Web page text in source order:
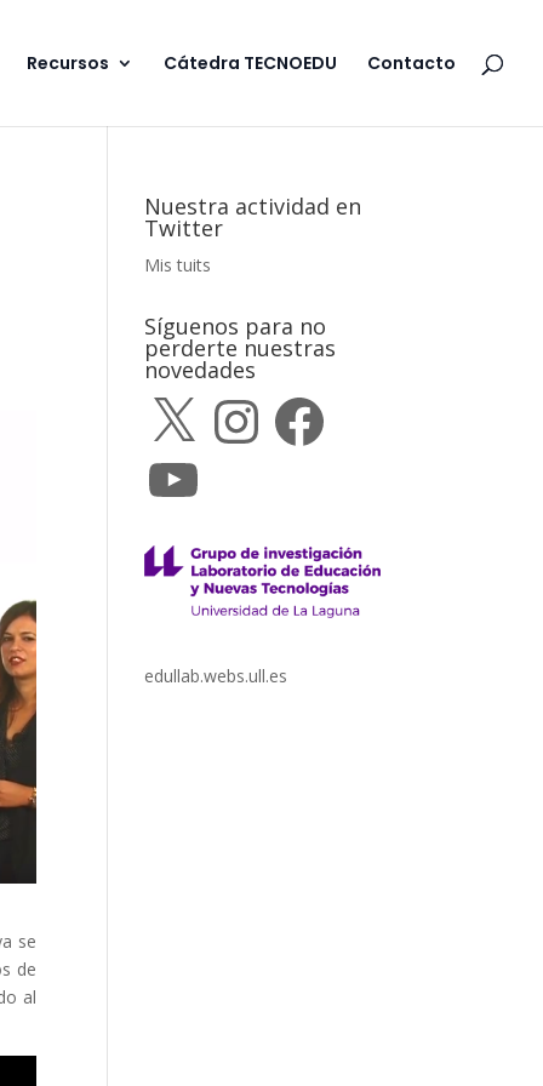
Recursos Cátedra TECNOEDU Contacto
se
de
al
Nuestra actividad en
Twitter
Mis tuits
Síguenos para no
perderte nuestras
novedades
InstagramFacebook
YouTube
edullab.webs.ull.es